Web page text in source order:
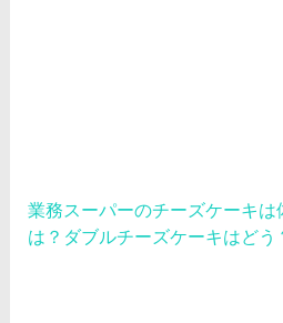
業務スーパーのチーズケーキ
は？ダブルチーズケーキはどう